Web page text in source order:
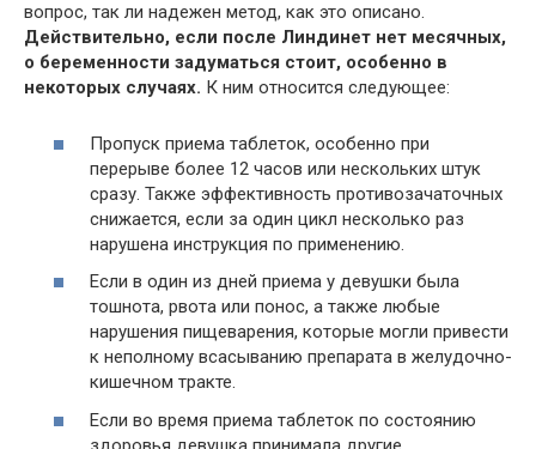
вопрос, так ли надежен метод, как это описано.
Действительно, если после Линдинет нет месячных,
о беременности задуматься стоит, особенно в
некоторых случаях. К ним относится следующее:
Пропуск приема таблеток, особенно при
перерыве более 12 часов или нескольких штук
сразу. Также эффективность противозачаточных
снижается, если за один цикл несколько раз
нарушена инструкция по применению.
Если в один из дней приема у девушки была
тошнота, рвота или понос, а также любые
нарушения пищеварения, которые могли привести
к неполному всасыванию препарата в желудочно-
кишечном тракте.
Если во время приема таблеток по состоянию